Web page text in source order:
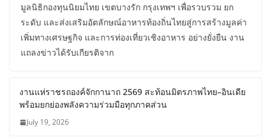
มูลนิธิกองทุนนิยมไทย เขตบางรัก กรุงเทพฯ เพื่อรวบรวม ยก
ระดับ และส่งเสริมอัตลักษณ์อาหารท้องถิ่นไทยสู่การสร้างมูลค่า
เพิ่มทางเศรษฐกิจ และการท่องเที่ยวเชิงอาหาร อย่างยั่งยืน งาน
แถลงข่าวได้รับเกียรติจาก
งานแห่ราชรถองค์จักกานาถ 2569 สะท้อนมิตรภาพไทย–อินเดีย
พร้อมยกย่องพลังความร่วมมือทุกภาคส่วน
July 19, 2026